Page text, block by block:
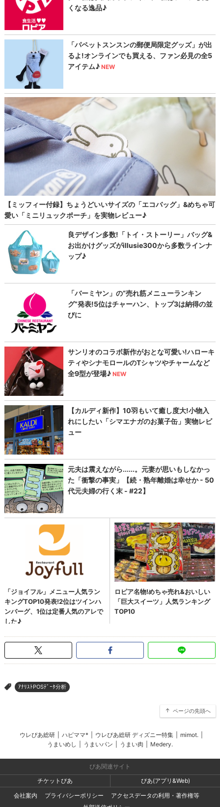
> ｱﾅﾘｽﾄPOSﾃﾞｰﾀ分析
ページの先頭へ
ウレぴあ総研 ハピママ* ウレぴあ総研 ディズニー特集 mimot.
うまいめし
うまいパン うまい肉 Medery.
ぴあ関連サイト
チケットぴあ
ぴあ(アプリ&Web)
会社案内
プライバシーポリシー
アクセスデータの利用・著作権等